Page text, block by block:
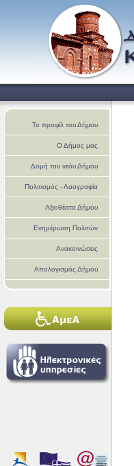
Το προφίλ του Δήμου
Ο Δήμος μας
Δομή του νεόυ Δήμου
Πολιτισμός - Λαογραφία
Αξιοθέατα Δήμου
Ενημέρωση Πολιτών
Ανακοινώσεις
Απολογισμός Δήμου
Καστοριάς